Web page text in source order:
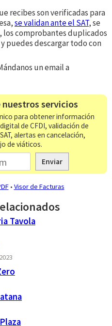
recibes son verificadas para
se validan ante el SAT, se
comprobantes duplicados
puedes descargar todo con
un email a
servicios
para obtener información
de CFDI, validación de
alertas en cancelación,
de viáticos.
Enviar
• Visor de Facturas
Tavola